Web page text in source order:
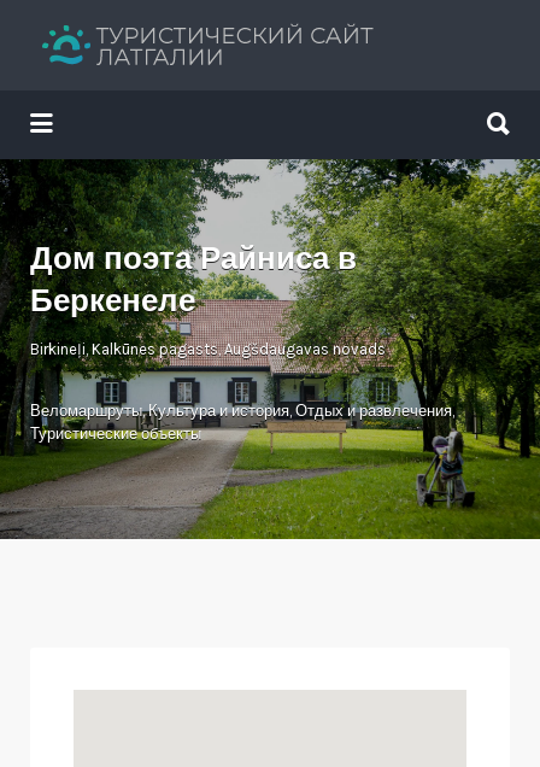
Путеводитель твоего отдыха
Искать:
Дом поэта Райниса в
Беркенеле
Birkineļi, Kalkūnes pagasts, Augšdaugavas novads
Веломаршруты,Культура и история, Отдых и развлечения,
Туристические объекты